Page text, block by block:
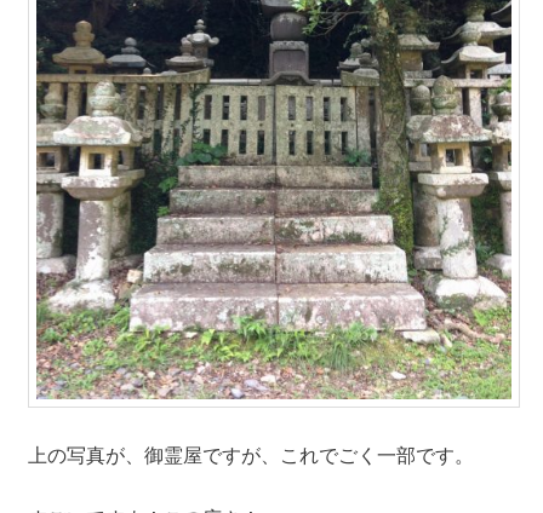
上の写真が、御霊屋ですが、これでごく一部です。